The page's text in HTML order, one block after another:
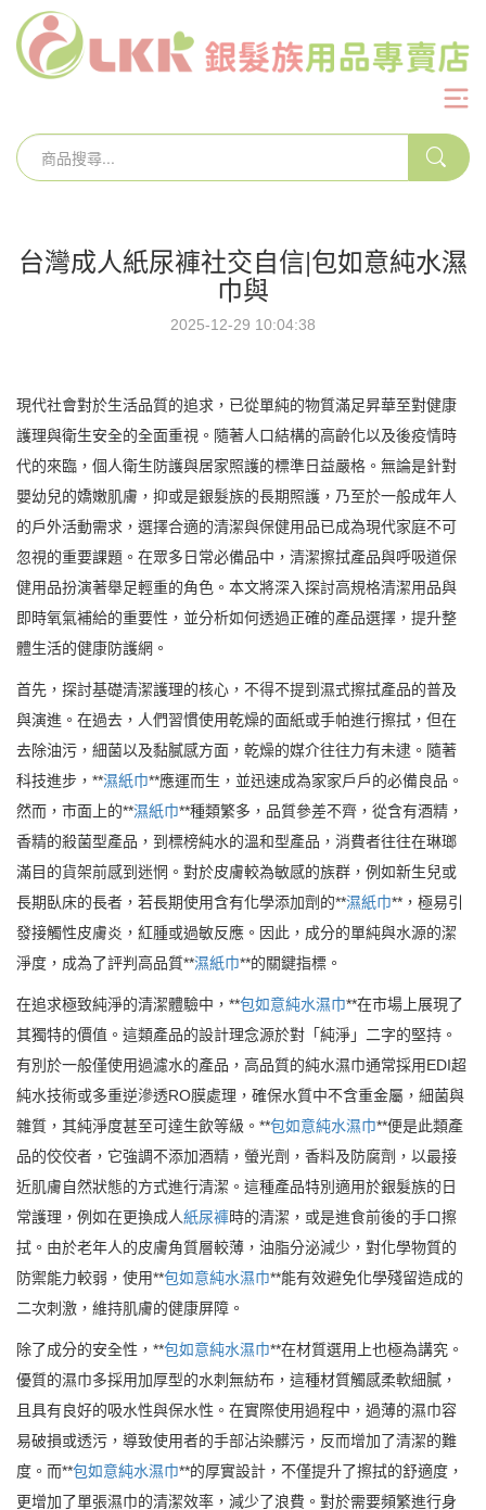
台灣成人紙尿褲社交自信|包如意純水濕
巾與
2025-12-29 10:04:38
現代社會對於生活品質的追求，已從單純的物質滿足昇華至對健康
護理與衛生安全的全面重視。隨著人口結構的高齡化以及後疫情時
代的來臨，個人衛生防護與居家照護的標準日益嚴格。無論是針對
嬰幼兒的嬌嫩肌膚，抑或是銀髮族的長期照護，乃至於一般成年人
的戶外活動需求，選擇合適的清潔與保健用品已成為現代家庭不可
忽視的重要課題。在眾多日常必備品中，清潔擦拭產品與呼吸道保
健用品扮演著舉足輕重的角色。本文將深入探討高規格清潔用品與
即時氧氣補給的重要性，並分析如何透過正確的產品選擇，提升整
體生活的健康防護網。
首先，探討基礎清潔護理的核心，不得不提到濕式擦拭產品的普及
與演進。在過去，人們習慣使用乾燥的面紙或手帕進行擦拭，但在
去除油污，細菌以及黏膩感方面，乾燥的媒介往往力有未逮。隨著
科技進步，**濕紙巾**應運而生，並迅速成為家家戶戶的必備良品。
然而，市面上的**濕紙巾**種類繁多，品質參差不齊，從含有酒精，
香精的殺菌型產品，到標榜純水的溫和型產品，消費者往往在琳瑯
滿目的貨架前感到迷惘。對於皮膚較為敏感的族群，例如新生兒或
長期臥床的長者，若長期使用含有化學添加劑的**濕紙巾**，極易引
發接觸性皮膚炎，紅腫或過敏反應。因此，成分的單純與水源的潔
淨度，成為了評判高品質**濕紙巾**的關鍵指標。
在追求極致純淨的清潔體驗中，**包如意純水濕巾**在市場上展現了
其獨特的價值。這類產品的設計理念源於對「純淨」二字的堅持。
有別於一般僅使用過濾水的產品，高品質的純水濕巾通常採用EDI超
純水技術或多重逆滲透RO膜處理，確保水質中不含重金屬，細菌與
雜質，其純淨度甚至可達生飲等級。**包如意純水濕巾**便是此類產
品的佼佼者，它強調不添加酒精，螢光劑，香料及防腐劑，以最接
近肌膚自然狀態的方式進行清潔。這種產品特別適用於銀髮族的日
常護理，例如在更換成人紙尿褲時的清潔，或是進食前後的手口擦
拭。由於老年人的皮膚角質層較薄，油脂分泌減少，對化學物質的
防禦能力較弱，使用**包如意純水濕巾**能有效避免化學殘留造成的
二次刺激，維持肌膚的健康屏障。
除了成分的安全性，**包如意純水濕巾**在材質選用上也極為講究。
優質的濕巾多採用加厚型的水刺無紡布，這種材質觸感柔軟細膩，
且具有良好的吸水性與保水性。在實際使用過程中，過薄的濕巾容
易破損或透污，導致使用者的手部沾染髒污，反而增加了清潔的難
度。而**包如意純水濕巾**的厚實設計，不僅提升了擦拭的舒適度，
更增加了單張濕巾的清潔效率，減少了浪費。對於需要頻繁進行身